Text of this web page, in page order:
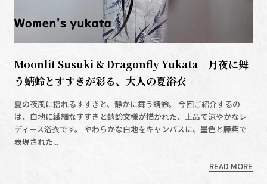
Moonlit Susuki & Dragonfly Yukata｜月夜に舞
う蜻蛉とすすきが彩る、大人の夏浴衣
夏の夜風に揺れるすすきと、静かに舞う蜻蛉。 今回ご紹介するの
は、白地に繊細なすすきと蜻蛉文様が描かれた、上品で涼やかなレ
ディース浴衣です。 やわらかな白地をキャンバスに、墨色と藤紫で
表現された...
READ MORE